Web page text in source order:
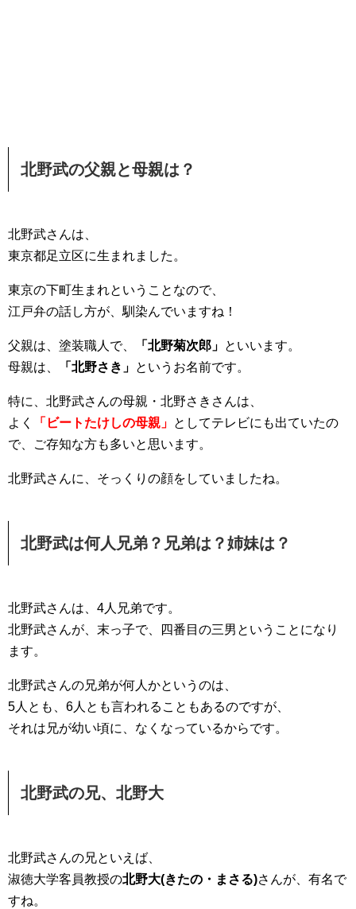
北野武の父親と母親は？
北野武さんは、
東京都足立区に生まれました。
東京の下町生まれということなので、
江戸弁の話し方が、馴染んでいますね！
父親は、塗装職人で、 「北野菊次郎」 といいます。
母親は、
「北野さき」 というお名前です。
特に、北野武さんの母親・北野さきさんは、
よく
「ビートたけしの母親」 としてテレビにも出ていたの
で、ご存知な方も多いと思います。
北野武さんに、そっくりの顔をしていましたね。
北野武は何人兄弟？兄弟は？姉妹は？
北野武さんは、4人兄弟です。
北野武さんが、末っ子で、四番目の三男ということになり
ます。
北野武さんの兄弟が何人かというのは、
5人とも、6人とも言われることもあるのですが、
それは兄が幼い頃に、なくなっているからです。
北野武の兄、北野大
北野武さんの兄といえば、
淑徳大学客員教授の北野大(きたの・まさる)さんが、有名で
すね。